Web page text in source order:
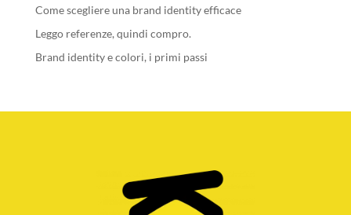
Come scegliere una brand identity efficace
Leggo referenze, quindi compro.
Brand identity e colori, i primi passi